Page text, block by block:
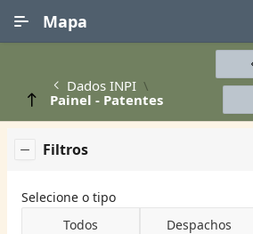
Mapa
Dados INPI
Painel - Patentes
Filtros
Selecione o tipo
Todos
Despachos